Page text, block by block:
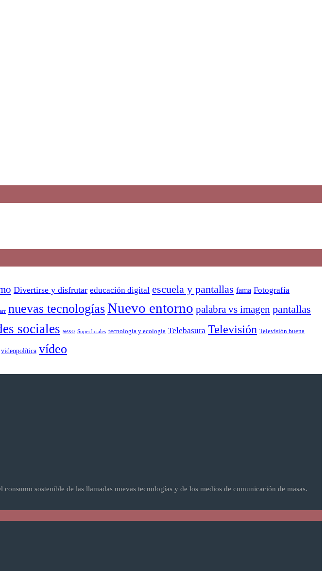
Divertirse y disfrutar educación digital escuela y pantallas fama Fotografía
nuevas tecnologíasNuevo entorno palabra vs imagen pantallas
sociales sexo Superficiales tecnología y ecología Telebasura Televisión Televisión buena
videopolítica vídeo
sostenible de las llamadas nuevas tecnologías y de los medios de comunicación de masas.